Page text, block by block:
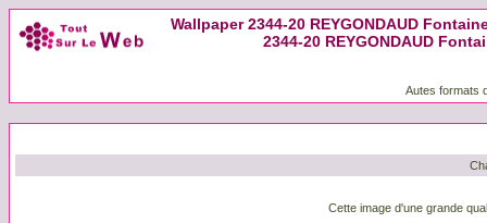
Wallpaper 2344-20 REYGONDAUD
2344-20 REYGONDAUD
Autes formats
Cette image d'une grande